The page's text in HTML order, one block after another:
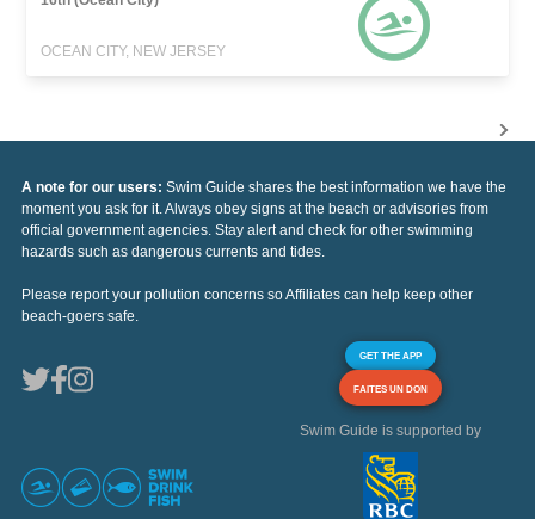
OCEAN CITY, NEW JERSEY
A note for our users: Swim Guide shares the best information we have the
moment you ask for it. Always obey signs at the beach or advisories from
official government agencies. Stay alert and check for other swimming
hazards such as dangerous currents and tides.
Please report your pollution concerns so Affiliates can help keep other
beach-goers safe.
GET THE APP
FAITES UN DON
Swim Guide is supported by